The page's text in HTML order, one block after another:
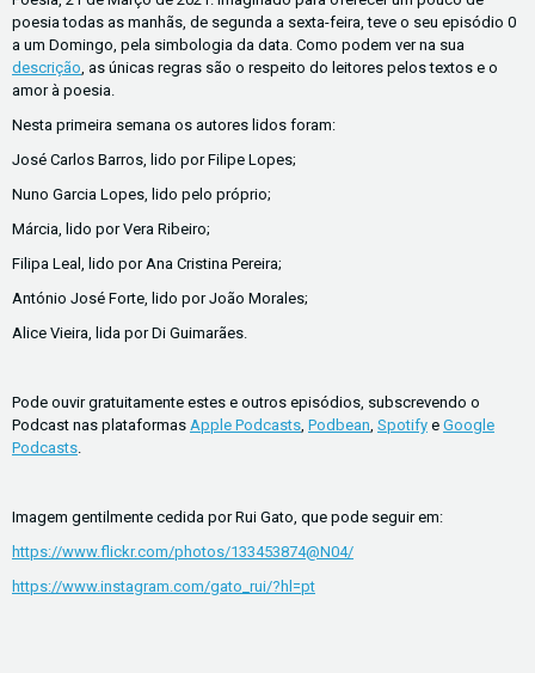
poesia todas as manhãs, de segunda a sexta-feira, teve o seu episódio 0
a um Domingo, pela simbologia da data. Como podem ver na sua
descrição , as únicas regras são o respeito do leitores pelos textos e o
amor à poesia.
Nesta primeira semana os autores lidos foram:
José Carlos Barros, lido por Filipe Lopes;
Nuno Garcia Lopes, lido pelo próprio;
Márcia, lido por Vera Ribeiro;
Filipa Leal, lido por Ana Cristina Pereira;
António José Forte, lido por João Morales;
Alice Vieira, lida por Di Guimarães.
Pode ouvir gratuitamente estes e outros episódios, subscrevendo o
Podcast nas plataformas Apple Podcasts Podbean Spotify e Google
Podcasts
Imagem gentilmente cedida por Rui Gato, que pode seguir em:
https://www.flickr.com/photos/133453874@N04/
https://www.instagram.com/gato_rui/?hl=pt